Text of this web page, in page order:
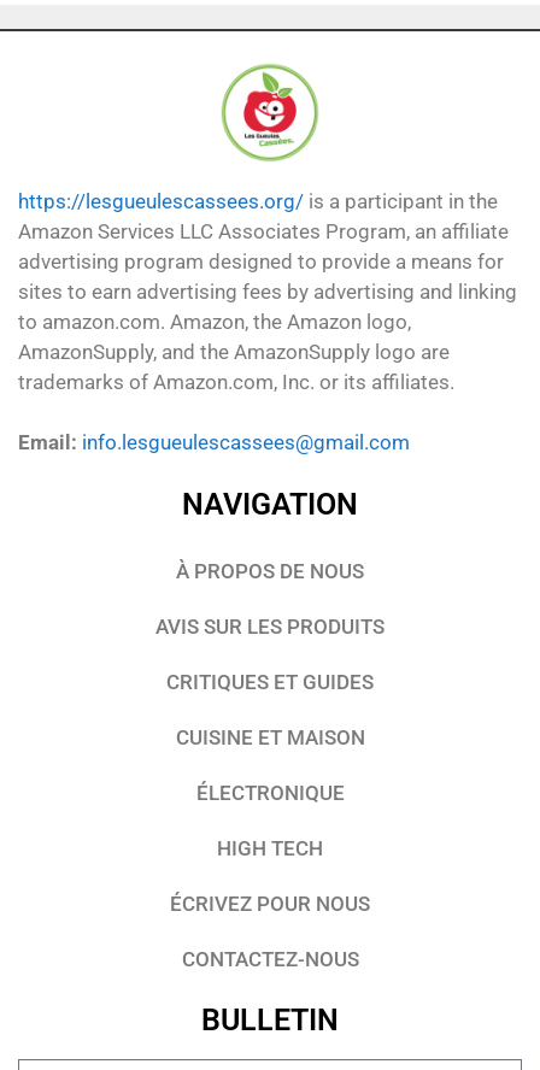
https://lesgueulescassees.org/ is a participant in the
Amazon Services LLC Associates Program, an affiliate
advertising program designed to provide a means for
sites to earn advertising fees by advertising and linking
to amazon.com. Amazon, the Amazon logo,
AmazonSupply, and the AmazonSupply logo are
trademarks of Amazon.com, Inc. or its affiliates.
Email: info.lesgueulescassees@gmail.com
NAVIGATION
À PROPOS DE NOUS
AVIS SUR LES PRODUITS
CRITIQUES ET GUIDES
CUISINE ET MAISON
ÉLECTRONIQUE
HIGH TECH
ÉCRIVEZ POUR NOUS
CONTACTEZ-NOUS
BULLETIN